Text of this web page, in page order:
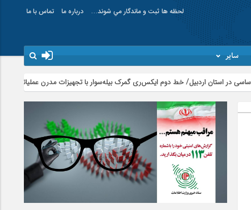
لحظه ها ثبت و ماندگار مي شوند… درباره ما تماس با ما
سایر